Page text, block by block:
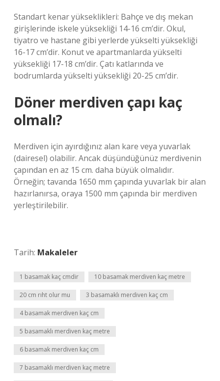
Standart kenar yükseklikleri: Bahçe ve dış mekan
girişlerinde iskele yüksekliği 14-16 cm’dir. Okul,
tiyatro ve hastane gibi yerlerde yükselti yüksekliği
16-17 cm’dir. Konut ve apartmanlarda yükselti
yüksekliği 17-18 cm’dir. Çatı katlarında ve
bodrumlarda yükselti yüksekliği 20-25 cm’dir.
Döner merdiven çapı kaç
olmalı?
Merdiven için ayırdığınız alan kare veya yuvarlak
(dairesel) olabilir. Ancak düşündüğünüz merdivenin
çapından en az 15 cm. daha büyük olmalıdır.
Örneğin; tavanda 1650 mm çapında yuvarlak bir alan
hazırlanırsa, oraya 1500 mm çapında bir merdiven
yerleştirilebilir.
Tarih: Makaleler
1 basamak kaç cmdir 10 basamak merdiven kaç metre
20 cm rıht olur mu 3 basamaklı merdiven kaç cm
4 basamak merdiven kaç cm
5 basamaklı merdiven kaç metre
6 basamak merdiven kaç cm
7 basamaklı merdiven kaç metre